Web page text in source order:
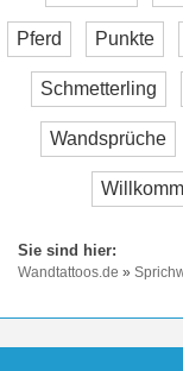
Pferd Punkte
Schmetterling
Wandsprüche
Wandtattoos.de »